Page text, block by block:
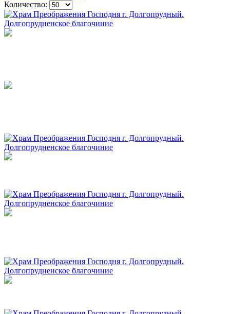
Количество: